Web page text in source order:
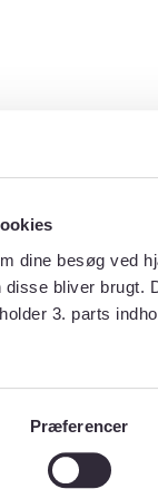
dine besøg ved
bliver
3. parts
Præferencer